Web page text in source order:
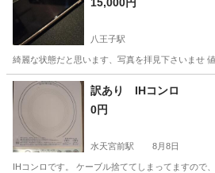
八王子駅
綺麗な状態だと思います、写真を拝見下さいませ
東京 八王子市 八王子駅
訳あり IHコンロ
0円
水天宮前駅 8月8日
IHコンロです。 ケーブル捨ててしまってますので